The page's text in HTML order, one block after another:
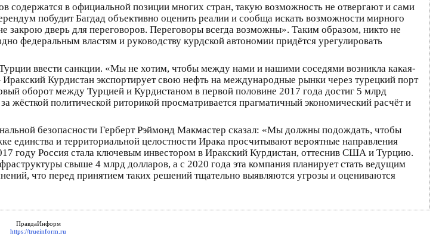
в официальной позиции многих стран, такую возможность не отвергают и сами
побудит Багдад объективно оценить реалии и сообща искать возможности мирного
закрою дверь для переговоров. Переговоры всегда возможны». Таким образом, никто не
федеральным властям и руководству курдской автономии придётся урегулировать
ввести санкции. «Мы не хотим, чтобы между нами и нашими соседями возникла какая-
Курдистан экспортирует свою нефть на международные рынки через турецкий порт
оборот между Турцией и Курдистаном в первой половине 2017 года достиг 5 млрд
жёсткой политической риторикой просматривается прагматичный экономический расчёт и
безопасности Герберт Рэймонд Макмастер сказал: «Мы должны подождать, чтобы
единства и территориальной целостности Ирака просчитывают вероятные направления
году Россия стала ключевым инвестором в Иракский Курдистан, оттеснив США и Турцию.
свыше 4 млрд долларов, а с 2020 года эта компания планирует стать ведущим
что перед принятием таких решений тщательно выявляются угрозы и оцениваются
ПравдаИнформ
https://trueinform.ru